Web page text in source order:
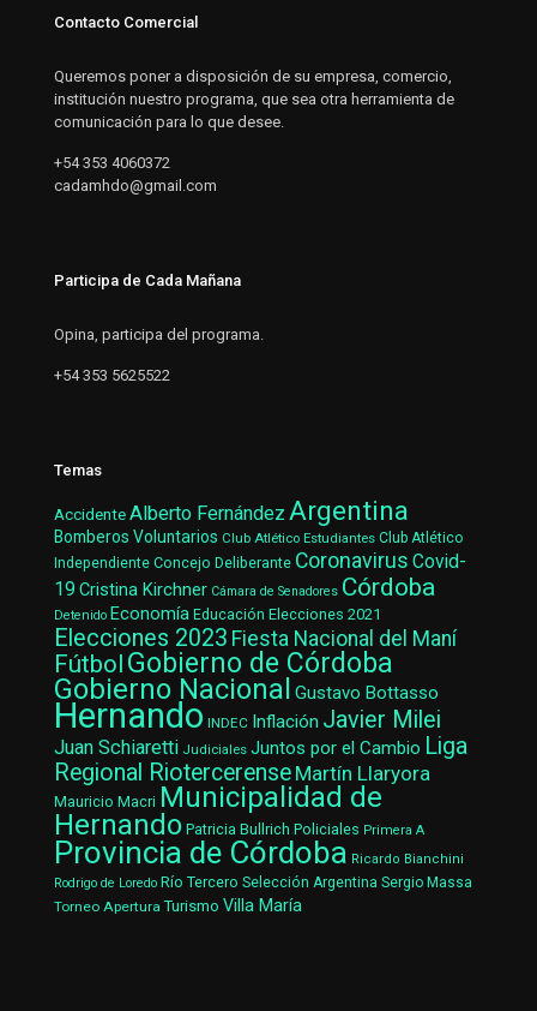
Contacto Comercial
Queremos poner a disposición de su empresa, comercio,
institución nuestro programa, que sea otra herramienta de
comunicación para lo que desee.
+54 353 4060372
cadamhdo@gmail.com
Participa de Cada Mañana
Opina, participa del programa.
+54 353 5625522
Temas
AccidenteAlberto Fernández Argentina
Bomberos Voluntarios Club Atlético Estudiantes Club Atlético
Independiente Concejo Deliberante Coronavirus Covid-
19 Cristina Kirchner Cámara de Senadores Córdoba
Detenido Economía Educación Elecciones 2021
Elecciones 2023 Fiesta Nacional del Maní
Fútbol Gobierno de Córdoba
Gobierno Nacional Gustavo Bottasso
Hernando INDEC Inflación Javier Milei
Juan Schiaretti Judiciales Juntos por el Cambio Liga
Regional Riotercerense Martín Llaryora
Mauricio Macri Municipalidad de
Hernando Patricia Bullrich Policiales Primera A
Provincia de Córdoba Ricardo Bianchini
Rodrigo de Loredo Río Tercero Selección Argentina Sergio Massa
Torneo Apertura Turismo Villa María